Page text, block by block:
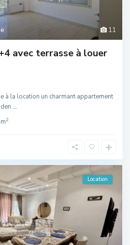
11
avec terrasse à louer
à la location un charmant appartement
...
2
Location